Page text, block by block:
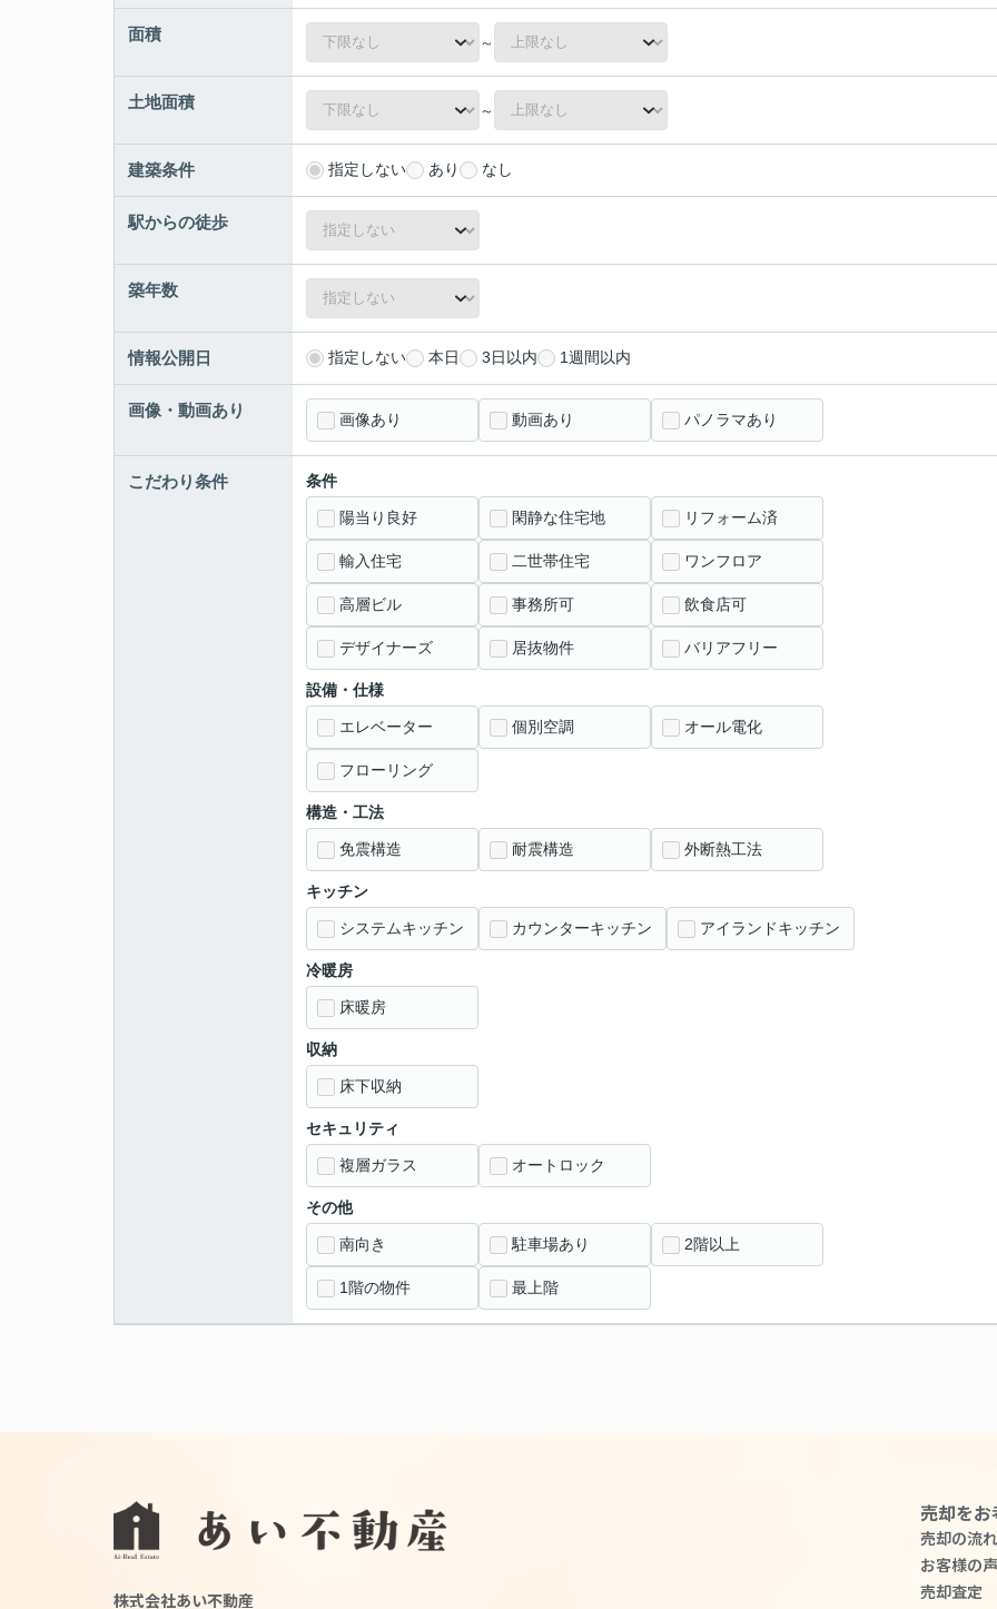
面積 ～
土地面積 ～
建築条件 指定しない あり なし
駅からの徒歩
築年数
情報公開日 指定しない 本日 3日以内 1週間以内
画像・動画あり 画像あり 動画あり パノラマあり
こだわり条件 条件
陽当り良好 閑静な住宅地 リフォーム済
輸入住宅 二世帯住宅 ワンフロア
高層ビル 事務所可 飲食店可
デザイナーズ 居抜物件 バリアフリー
設備・仕様
エレベーター 個別空調 オール電化
フローリング
構造・工法
免震構造 耐震構造 外断熱工法
キッチン
システムキッチン カウンターキッチン アイランドキッチン
冷暖房
床暖房
収納
床下収納
セキュリティ
複層ガラス オートロック
その他
南向き 駐車場あり 2階以上
1階の物件 最上階
株式会社あい不動産
売却を
売却の流れ
お客様の声
売却査定